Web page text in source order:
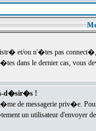
et/ou n'�tes pas
dans le dernier cas, vous
d�sir�s !
de messagerie priv�e.
un utilisateur d'envoyer